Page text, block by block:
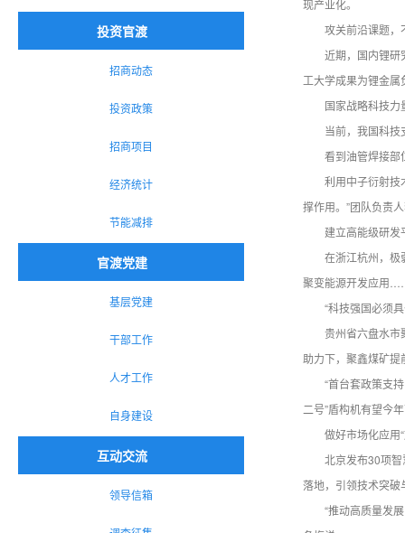
投资官渡
招商动态
投资政策
招商项目
经济统计
节能减排
官渡党建
基层党建
干部工作
人才工作
自身建设
互动交流
领导信箱
现产业化。
攻关前沿课题，
近期，国内锂研
工大学成果为锂金
国家战略科技力
当前，我国科
看到油管焊接部
利用中子衍射技
撑作用。”团队负责
建立高能级研发
在浙江杭州，极
聚变能源开发应用
“科技强国必须
贵州省六盘水市
助力下，聚鑫煤矿提
“首台套政策支
二号”盾构机有望今
做好市场化应用
北京发布30项
落地，引领技术突破
“推动高质量发